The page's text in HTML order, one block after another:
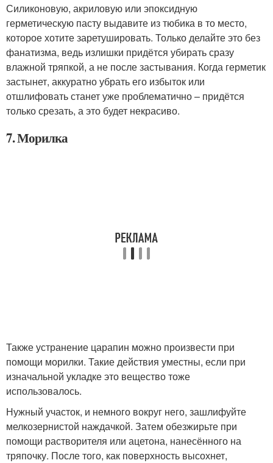
Силиконовую, акриловую или эпоксидную
герметическую пасту выдавите из тюбика в то место,
которое хотите заретушировать. Только делайте это без
фанатизма, ведь излишки придётся убирать сразу
влажной тряпкой, а не после застывания. Когда герметик
застынет, аккуратно убрать его избыток или
отшлифовать станет уже проблематично – придётся
только срезать, а это будет некрасиво.
7. Морилка
Также устранение царапин можно произвести при
помощи морилки. Такие действия уместны, если при
изначальной укладке это вещество тоже
использовалось.
Нужный участок, и немного вокруг него, зашлифуйте
мелкозернистой наждачкой. Затем обезжирьте при
помощи растворителя или ацетона, нанесённого на
тряпочку. После того, как поверхность высохнет,